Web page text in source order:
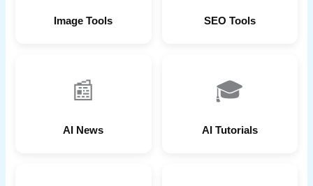
Image Tools SEO Tools
📰
AI News
🎓
AI Tutorials